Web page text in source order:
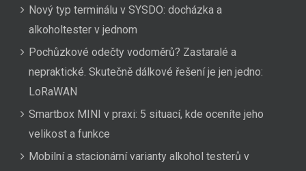
Nový typ terminálu v SYSDO: docházka a
alkoholtester v jednom
Pochůzkové odečty vodoměrů? Zastaralé a
nepraktické. Skutečně dálkové řešení je jen jedno:
LoRaWAN
Smartbox MINI v praxi: 5 situací, kde oceníte jeho
velikost a funkce
Mobilní a stacionární varianty alkohol testerů v